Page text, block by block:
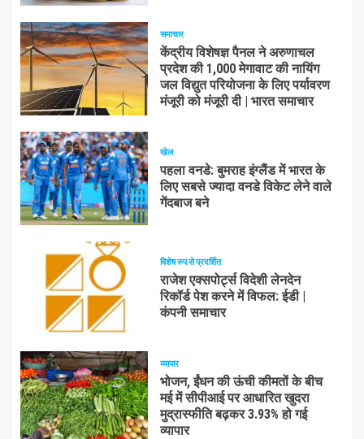
समाचार
केंद्रीय विशेषज्ञ पैनल ने अरुणाचल
प्रदेश की 1,000 मेगावाट की नायिंग
जल विद्युत परियोजना के लिए पर्यावरण
मंजूरी को मंजूरी दी | भारत समाचार
खेल
पहला वनडे: बुमराह इंग्लैंड में भारत के
लिए सबसे ज्यादा वनडे विकेट लेने वाले
गेंदबाज बने
विशेष रुप से प्रदर्शित
राजेश एक्सपोर्ट्स विदेशी लेनदेन
रिकॉर्ड पेश करने में विफल: ईडी |
कंपनी समाचार
व्यापार
भोजन, ईंधन की ऊंची कीमतों के बीच
मई में सीपीआई पर आधारित खुदरा
मुद्रास्फीति बढ़कर 3.93% हो गई
व्यापार